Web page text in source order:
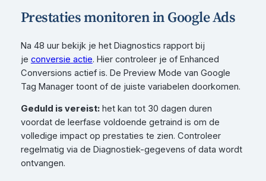
Prestaties monitoren in Google Ads
Na 48 uur bekijk je het Diagnostics rapport bij
je conversie actie. Hier controleer je of Enhanced
Conversions actief is. De Preview Mode van Google
Tag Manager toont of de juiste variabelen doorkomen.
Geduld is vereist:het kan tot 30 dagen duren
voordat de leerfase voldoende getraind is om de
volledige impact op prestaties te zien. Controleer
regelmatig via de Diagnostiek-gegevens of data wordt
ontvangen.